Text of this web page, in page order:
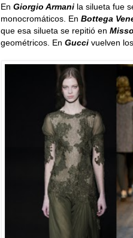
En Giorgio Armani la silueta fue
monocromáticos. En Bottega
que esa silueta se repitió en
geométricos. En Gucci vuelven